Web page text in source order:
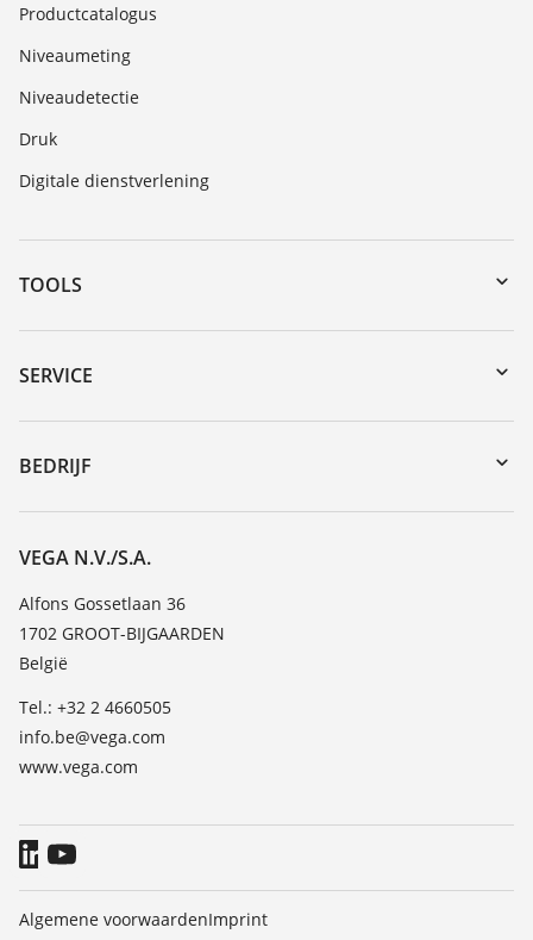
Productcatalogus
Niveaumeting
Niveaudetectie
Druk
Digitale dienstverlening
TOOLS
Downloads
Serienummer zoeken
DTM Collection/PACTware
SERVICE
Reparatieformulier instrument
Seminars
TeamViewer
BEDRIJF
Vacature
Over VEGA
Contact
Nieuws
Persberichten
Blog
VEGA N.V./S.A.
Alfons Gossetlaan 36
1702 GROOT-BIJGAARDEN
België
Tel.: +32 2 4660505
info.be@vega.com
www.vega.com
Algemene voorwaardenImprint